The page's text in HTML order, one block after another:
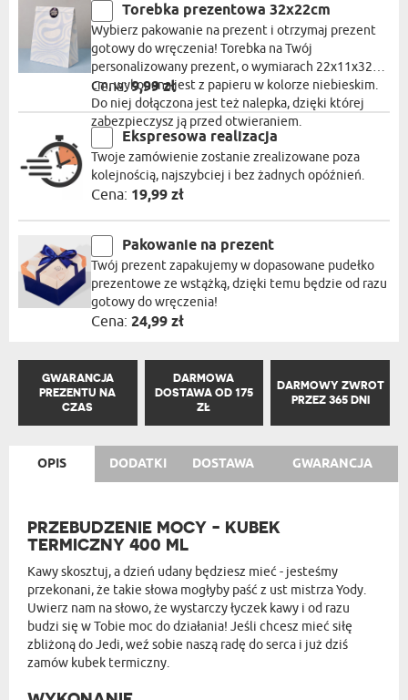
Torebka prezentowa 32x22cm
Wybierz pakowanie na prezent i otrzymaj prezent
gotowy do wręczenia! Torebka na Twój
personalizowany prezent, o wymiarach 22x11x32
cm, wykonana jest z papieru w kolorze niebieskim.
Do niej dołączona jest też nalepka, dzięki której
zabezpieczysz ją przed otwieraniem.
Cena:9,99 zł
Ekspresowa realizacja
Twoje zamówienie zostanie zrealizowane poza
kolejnością, najszybciej i bez żadnych opóźnień.
Cena: 19,99 zł
Pakowanie na prezent
Twój prezent zapakujemy w dopasowane pudełko
prezentowe ze wstążką, dzięki temu będzie od razu
gotowy do wręczenia!
Cena: 24,99 zł
GWARANCJA
PREZENTU NA
CZAS
DARMOWA
DOSTAWA OD 175
ZŁ
DARMOWY ZWROT
PRZEZ 365 DNI
OPIS DODATKI DOSTAWA GWARANCJA
PRZEBUDZENIE MOCY - KUBEK
TERMICZNY 400 ML
Kawy skosztuj, a dzień udany będziesz mieć - jesteśmy
przekonani, że takie słowa mogłyby paść z ust mistrza Yody.
Uwierz nam na słowo, że wystarczy łyczek kawy i od razu
budzi się w Tobie moc do działania! Jeśli chcesz mieć siłę
zbliżoną do Jedi, weź sobie naszą radę do serca i już dziś
zamów kubek termiczny.